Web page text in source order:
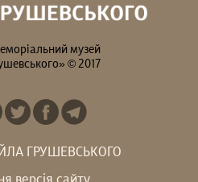
музей
© 2017
ГРУШЕВСЬКОГО